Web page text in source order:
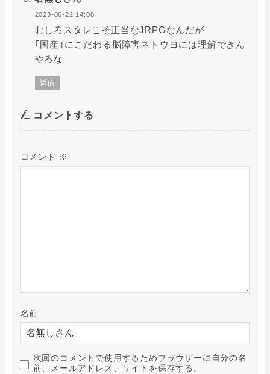
2023-06-22 14:08
むしろスタレこそ正当なJRPGなんだが
｢国産｣にこだわる脳障害ネトウヨには理解できん
やろな
返信
コメントする
コメント ※
名前
次回のコメントで使用するためブラウザーに自分の名
前、メールアドレス、サイトを保存する。